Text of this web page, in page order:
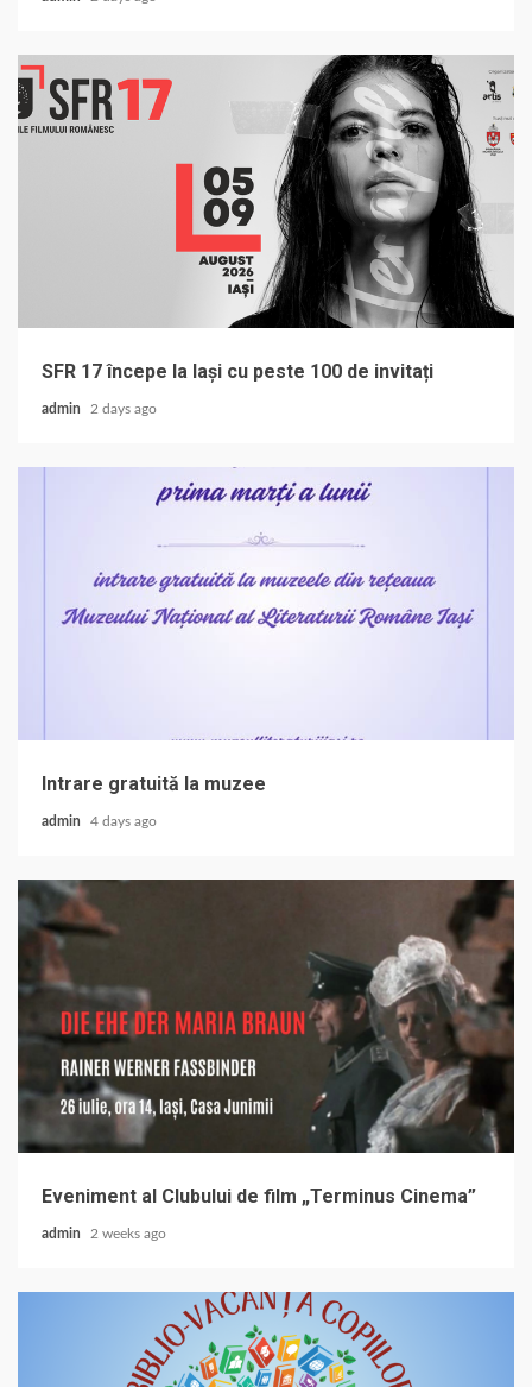
SFR 17 începe la Iași cu peste 100 de invitați
admin 2 days ago
Intrare gratuită la muzee
admin 4 days ago
Eveniment al Clubului de film „Terminus Cinema”
admin 2 weeks ago